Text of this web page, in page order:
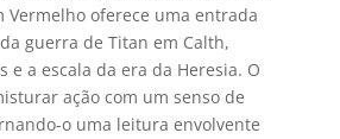
Vermelho oferece uma entrada
guerra de Titan em Calth,
e a escala da era da Heresia. O
ação com um senso de
o uma leitura envolvente